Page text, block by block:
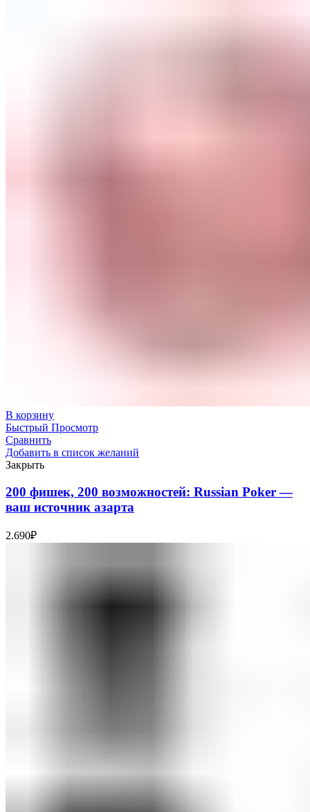
В корзину
Быстрый Просмотр
Сравнить
Добавить в список желаний
Закрыть
200 фишек, 200 возможностей: Russian Poker —
ваш источник азарта
2.690₽